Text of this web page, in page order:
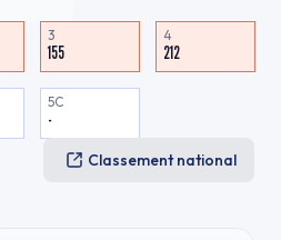
3
155
4
212
5C
-
Classement national